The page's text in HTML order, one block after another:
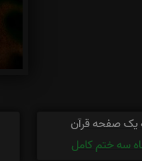
یک صفحه قرآن
سه ختم کامل